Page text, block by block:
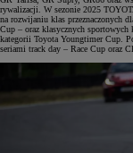
rywalizacji. W sezonie 2025
na rozwijaniu klas przeznaczonych
Cup – oraz klasycznych
kategorii Toyota Youngtimer Cup.
seriami track day – Race Cup oraz